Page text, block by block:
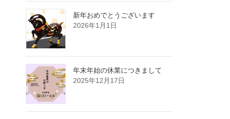
新年おめでとうございます
2026年1月1日
年末年始の休業につきまして
2025年12月17日